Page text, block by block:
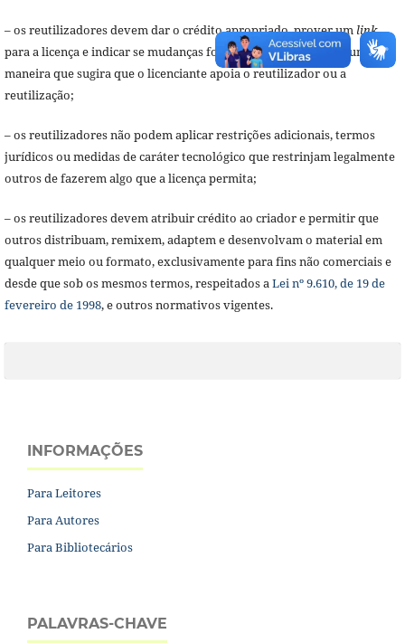
– os reutilizadores devem dar o crédito apropriado, prover um link
para a licença e indicar se mudanças foram feitas, mas de nenhuma
maneira que sugira que o licenciante apoia o reutilizador ou a
reutilização;
– os reutilizadores não podem aplicar restrições adicionais, termos
jurídicos ou medidas de caráter tecnológico que restrinjam legalmente
outros de fazerem algo que a licença permita;
– os reutilizadores devem atribuir crédito ao criador e permitir que
outros distribuam, remixem, adaptem e desenvolvam o material em
qualquer meio ou formato, exclusivamente para fins não comerciais e
desde que sob os mesmos termos, respeitados aLei nº 9.610, de 19 de
fevereiro de 1998, e outros normativos vigentes.
INFORMAÇÕES
Para Leitores
Para Autores
Para Bibliotecários
PALAVRAS-CHAVE